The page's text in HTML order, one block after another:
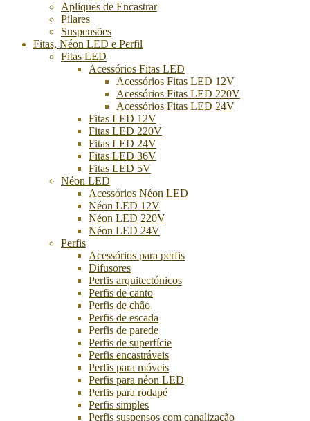
Apliques de Encastrar
Pilares
Suspensões
Fitas, Néon LED e Perfil
Fitas LED
Acessórios Fitas LED
Acessórios Fitas LED 12V
Acessórios Fitas LED 220V
Acessórios Fitas LED 24V
Fitas LED 12V
Fitas LED 220V
Fitas LED 24V
Fitas LED 36V
Fitas LED 5V
Néon LED
Acessórios Néon LED
Néon LED 12V
Néon LED 220V
Néon LED 24V
Perfis
Acessórios para perfis
Difusores
Perfis arquitectónicos
Perfis de canto
Perfis de chão
Perfis de escada
Perfis de parede
Perfis de superfície
Perfis encastráveis
Perfis para móveis
Perfis para néon LED
Perfis para rodapé
Perfis simples
Perfis suspensos com canalização